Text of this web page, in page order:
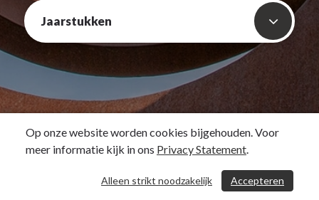
Jaarstukken
Op onze website worden cookies bijgehouden. Voor
meer informatie kijk in ons Privacy Statement.
Accepteren
Alleen strikt noodzakelijk